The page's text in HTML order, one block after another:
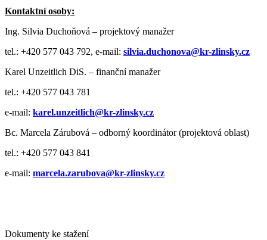
Kontaktní osoby:
Ing. Silvia Duchoňová – projektový manažer
tel.: +420 577 043 792, e-mail: silvia.duchonova@kr-zlinsky.cz
Karel Unzeitlich DiS. – finanční manažer
tel.: +420 577 043 781
e-mail: karel.unzeitlich@kr-zlinsky.cz
Bc. Marcela Zárubová – odborný koordinátor (projektová oblast)
tel.: +420 577 043 841
e-mail: marcela.zarubova@kr-zlinsky.cz
Dokumenty ke stažení